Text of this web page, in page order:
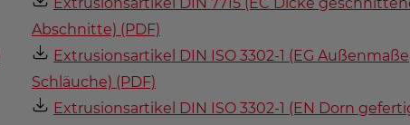
Abschnitte) (PDF)
Extrusionsartikel DIN ISO 3302-1 (EG Außenmaße
Schläuche) (PDF)
Extrusionsartikel DIN ISO 3302-1 (EN Dorn